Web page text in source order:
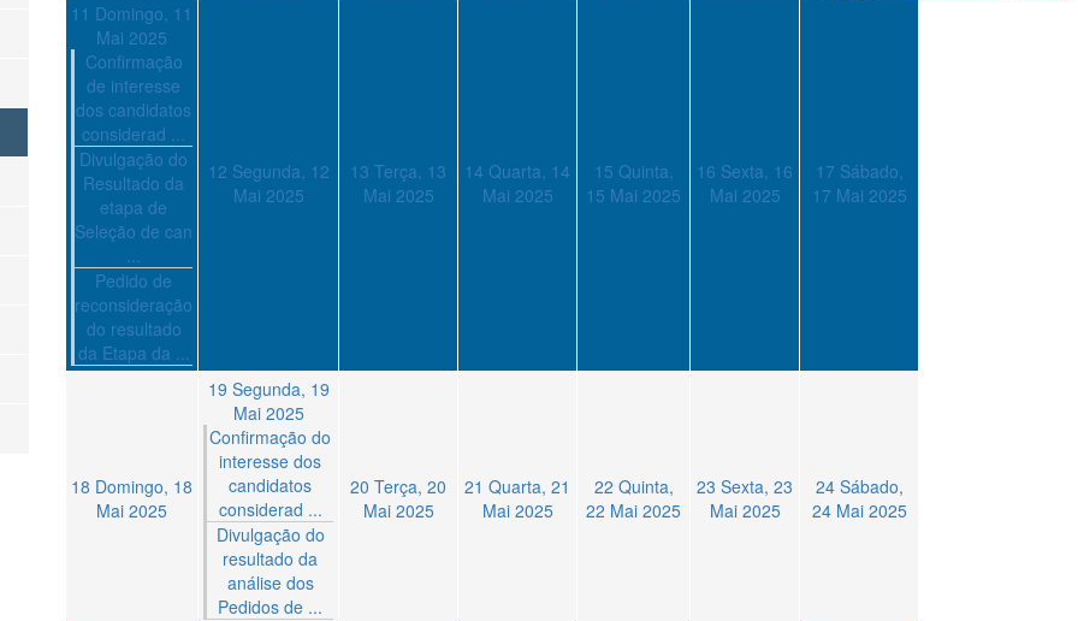
11 Domingo, 11
Mai 2025
Confirmação
de interesse
dos candidatos
considerad ...
Divulgação do
Resultado da
etapa de
Seleção de can
...
Pedido de
reconsideração
do resultado
da Etapa da ...
12 Segunda, 12
Mai 2025
13 Terça, 13
Mai 2025
14 Quarta, 14
Mai 2025
15 Quinta,
15 Mai 2025
16 Sexta, 16
Mai 2025
17 Sábado,
17 Mai 2025
18 Domingo, 18
Mai 2025
19 Segunda, 19
Mai 2025
Confirmação do
interesse dos
candidatos
considerad ...
Divulgação do
resultado da
análise dos
Pedidos de ...
20 Terça, 20
Mai 2025
21 Quarta, 21
Mai 2025
22 Quinta,
22 Mai 2025
23 Sexta, 23
Mai 2025
24 Sábado,
24 Mai 2025